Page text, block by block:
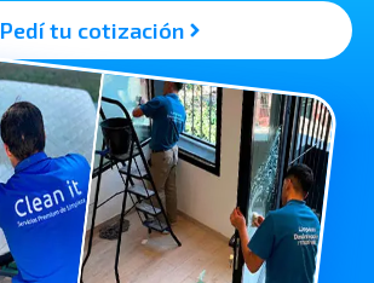
Pedí tu cotización